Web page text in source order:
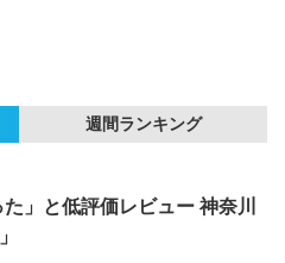
週間ランキング
」と低評価レビュー 神奈川